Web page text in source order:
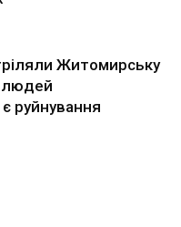
Житомирську
людей
руйнування